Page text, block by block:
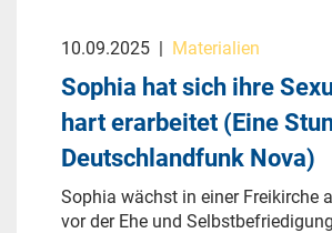
10.09.2025 | Materialien
Sophia hat sich ihre
hart erarbeitet (Eine
Deutschlandfunk Nova)
Sophia wächst in einer Freikirche
vor der Ehe und